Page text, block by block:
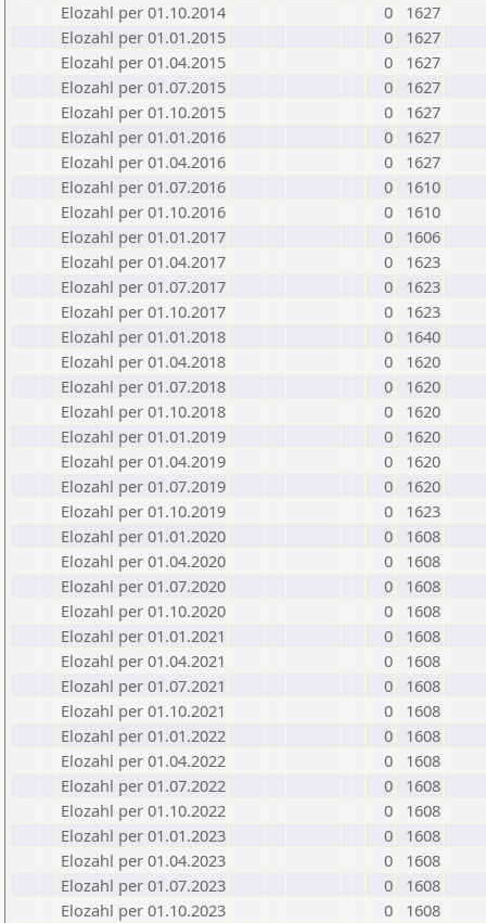
Elozahl per 01.10.2014
0
1627
Elozahl per 01.01.2015
0
1627
Elozahl per 01.04.2015
0
1627
Elozahl per 01.07.2015
0
1627
Elozahl per 01.10.2015
0
1627
Elozahl per 01.01.2016
0
1627
Elozahl per 01.04.2016
0
1627
Elozahl per 01.07.2016
0
1610
Elozahl per 01.10.2016
0
1610
Elozahl per 01.01.2017
0
1606
Elozahl per 01.04.2017
0
1623
Elozahl per 01.07.2017
0
1623
Elozahl per 01.10.2017
0
1623
Elozahl per 01.01.2018
0
1640
Elozahl per 01.04.2018
0
1620
Elozahl per 01.07.2018
0
1620
Elozahl per 01.10.2018
0
1620
Elozahl per 01.01.2019
0
1620
Elozahl per 01.04.2019
0
1620
Elozahl per 01.07.2019
0
1620
Elozahl per 01.10.2019
0
1623
Elozahl per 01.01.2020
0
1608
Elozahl per 01.04.2020
0
1608
Elozahl per 01.07.2020
0
1608
Elozahl per 01.10.2020
0
1608
Elozahl per 01.01.2021
0
1608
Elozahl per 01.04.2021
0
1608
Elozahl per 01.07.2021
0
1608
Elozahl per 01.10.2021
0
1608
Elozahl per 01.01.2022
0
1608
Elozahl per 01.04.2022
0
1608
Elozahl per 01.07.2022
0
1608
Elozahl per 01.10.2022
0
1608
Elozahl per 01.01.2023
0
1608
Elozahl per 01.04.2023
0
1608
Elozahl per 01.07.2023
0
1608
Elozahl per 01.10.2023
0
1608